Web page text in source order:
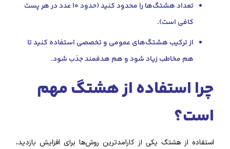
تعداد هشتگ‌ها را محدود کنید (حدود ۱۰ عدد در هر پست
کافی است).
از ترکیب هشتگ‌های عمومی و تخصصی استفاده کنید تا
هم مخاطب زیاد شود و هم هدفمند جذب شود.
چرا استفاده از هشتگ مهم
است؟
استفاده از هشتگ یکی از کارامدترین روش‌ها برای افزایش بازدید،